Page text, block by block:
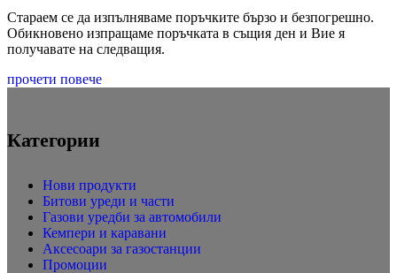
Стараем се да изпълняваме поръчките бързо и безпогрешно.
Обикновено изпращаме поръчката в същия ден и Вие я
получавате на следващия.
прочети повече
Категории
Нови продукти
Битови уреди и части
Газови уредби за автомобили
Кемпери и каравани
Аксесоари за газостанции
Промоции